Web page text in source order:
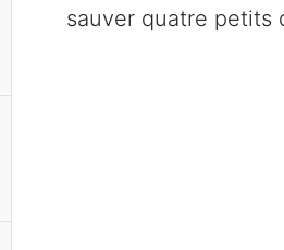
sauver quatre petits